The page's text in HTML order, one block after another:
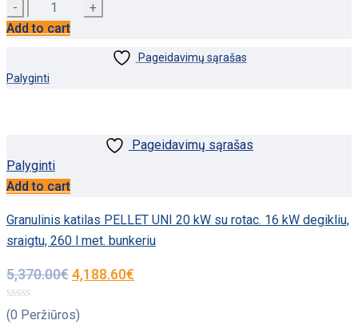
Quantity
Add to cart
Pageidavimų sąrašas
Palyginti
Pageidavimų sąrašas
Palyginti
Add to cart
Granulinis katilas PELLET UNI 20 kW su rotac. 16 kW degikliu,
sraigtu, 260 l met. bunkeriu
5,370.00€4,188.60€
(0 Peržiūros)